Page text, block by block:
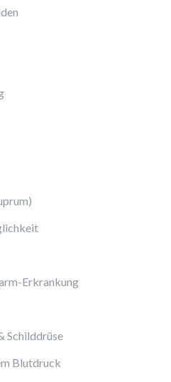
Erkrankung
Schilddrüse
Blutdruck